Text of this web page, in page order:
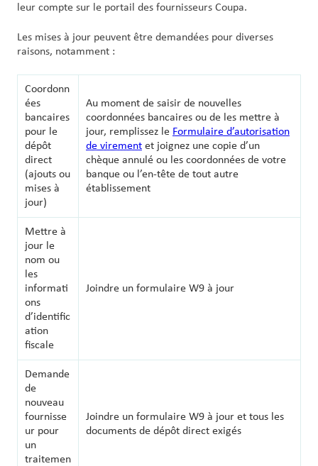
leur compte sur le portail des fournisseurs Coupa.
Les mises à jour peuvent être demandées pour diverses
raisons, notamment :
Coordonn
ées
bancaires
pour le
dépôt
direct
(ajouts ou
mises à
jour)
Au moment de saisir de nouvelles
coordonnées bancaires ou de les mettre à
jour, remplissez le Formulaire d’autorisation
de virement et joignez une copie d’un
chèque annulé ou les coordonnées de votre
banque ou l’en-tête de tout autre
établissement
Mettre à
jour le
nom ou
les
informati
ons
d’identific
ation
fiscale
Joindre un formulaire W9 à jour
Demande
de
nouveau
fournisse
ur pour
un
traitemen
Joindre un formulaire W9 à jour et tous les
documents de dépôt direct exigés